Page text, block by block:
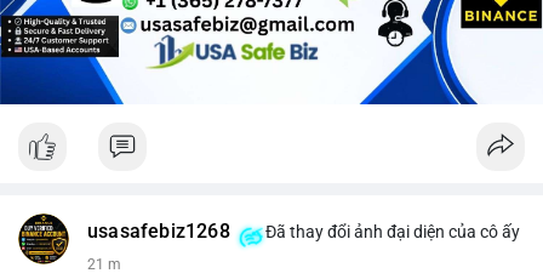
Lời khuyên cho nhà đầu tư nhỏ lẻ: Theo dõi sát điểm đến của
dòng tiền này trong 24-48 giờ tới. Nếu BTC được nạp lên sàn
giao dịch, hãy thận trọng với khả năng điều chỉnh giá và cân
nhắc chốt lời một phần. Ngược lại, nếu dòng tiền chuyển vào ví
#152dot5btc
usasafebiz1268 Đã thay đổi ảnh đại diện của cô ấy
21 m